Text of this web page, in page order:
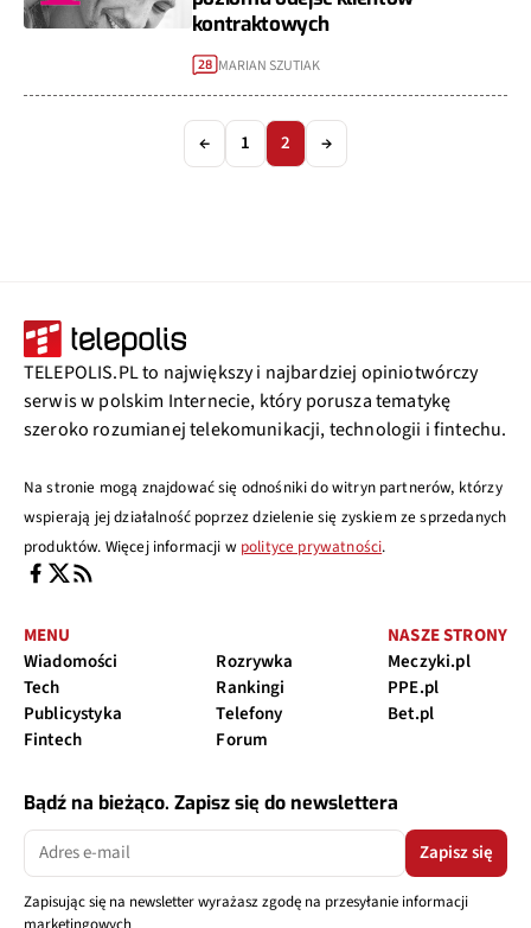
kontraktowych
28 MARIAN SZUTIAK
← 1 2 →
TELEPOLIS.PL to największy i najbardziej opiniotwórczy
serwis w polskim Internecie, który porusza tematykę
szeroko rozumianej telekomunikacji, technologii i fintechu.
Na stronie mogą znajdować się odnośniki do witryn partnerów, którzy
wspierają jej działalność poprzez dzielenie się zyskiem ze sprzedanych
produktów. Więcej informacji w polityce prywatności.
MENU
Wiadomości
Tech
Publicystyka
Fintech
Rozrywka
Rankingi
Telefony
Forum
NASZE STRONY
Meczyki.pl
PPE.pl
Bet.pl
Bądź na bieżąco. Zapisz się do newslettera
Zapisz się
Zapisując się na newsletter wyrażasz zgodę na przesyłanie informacji